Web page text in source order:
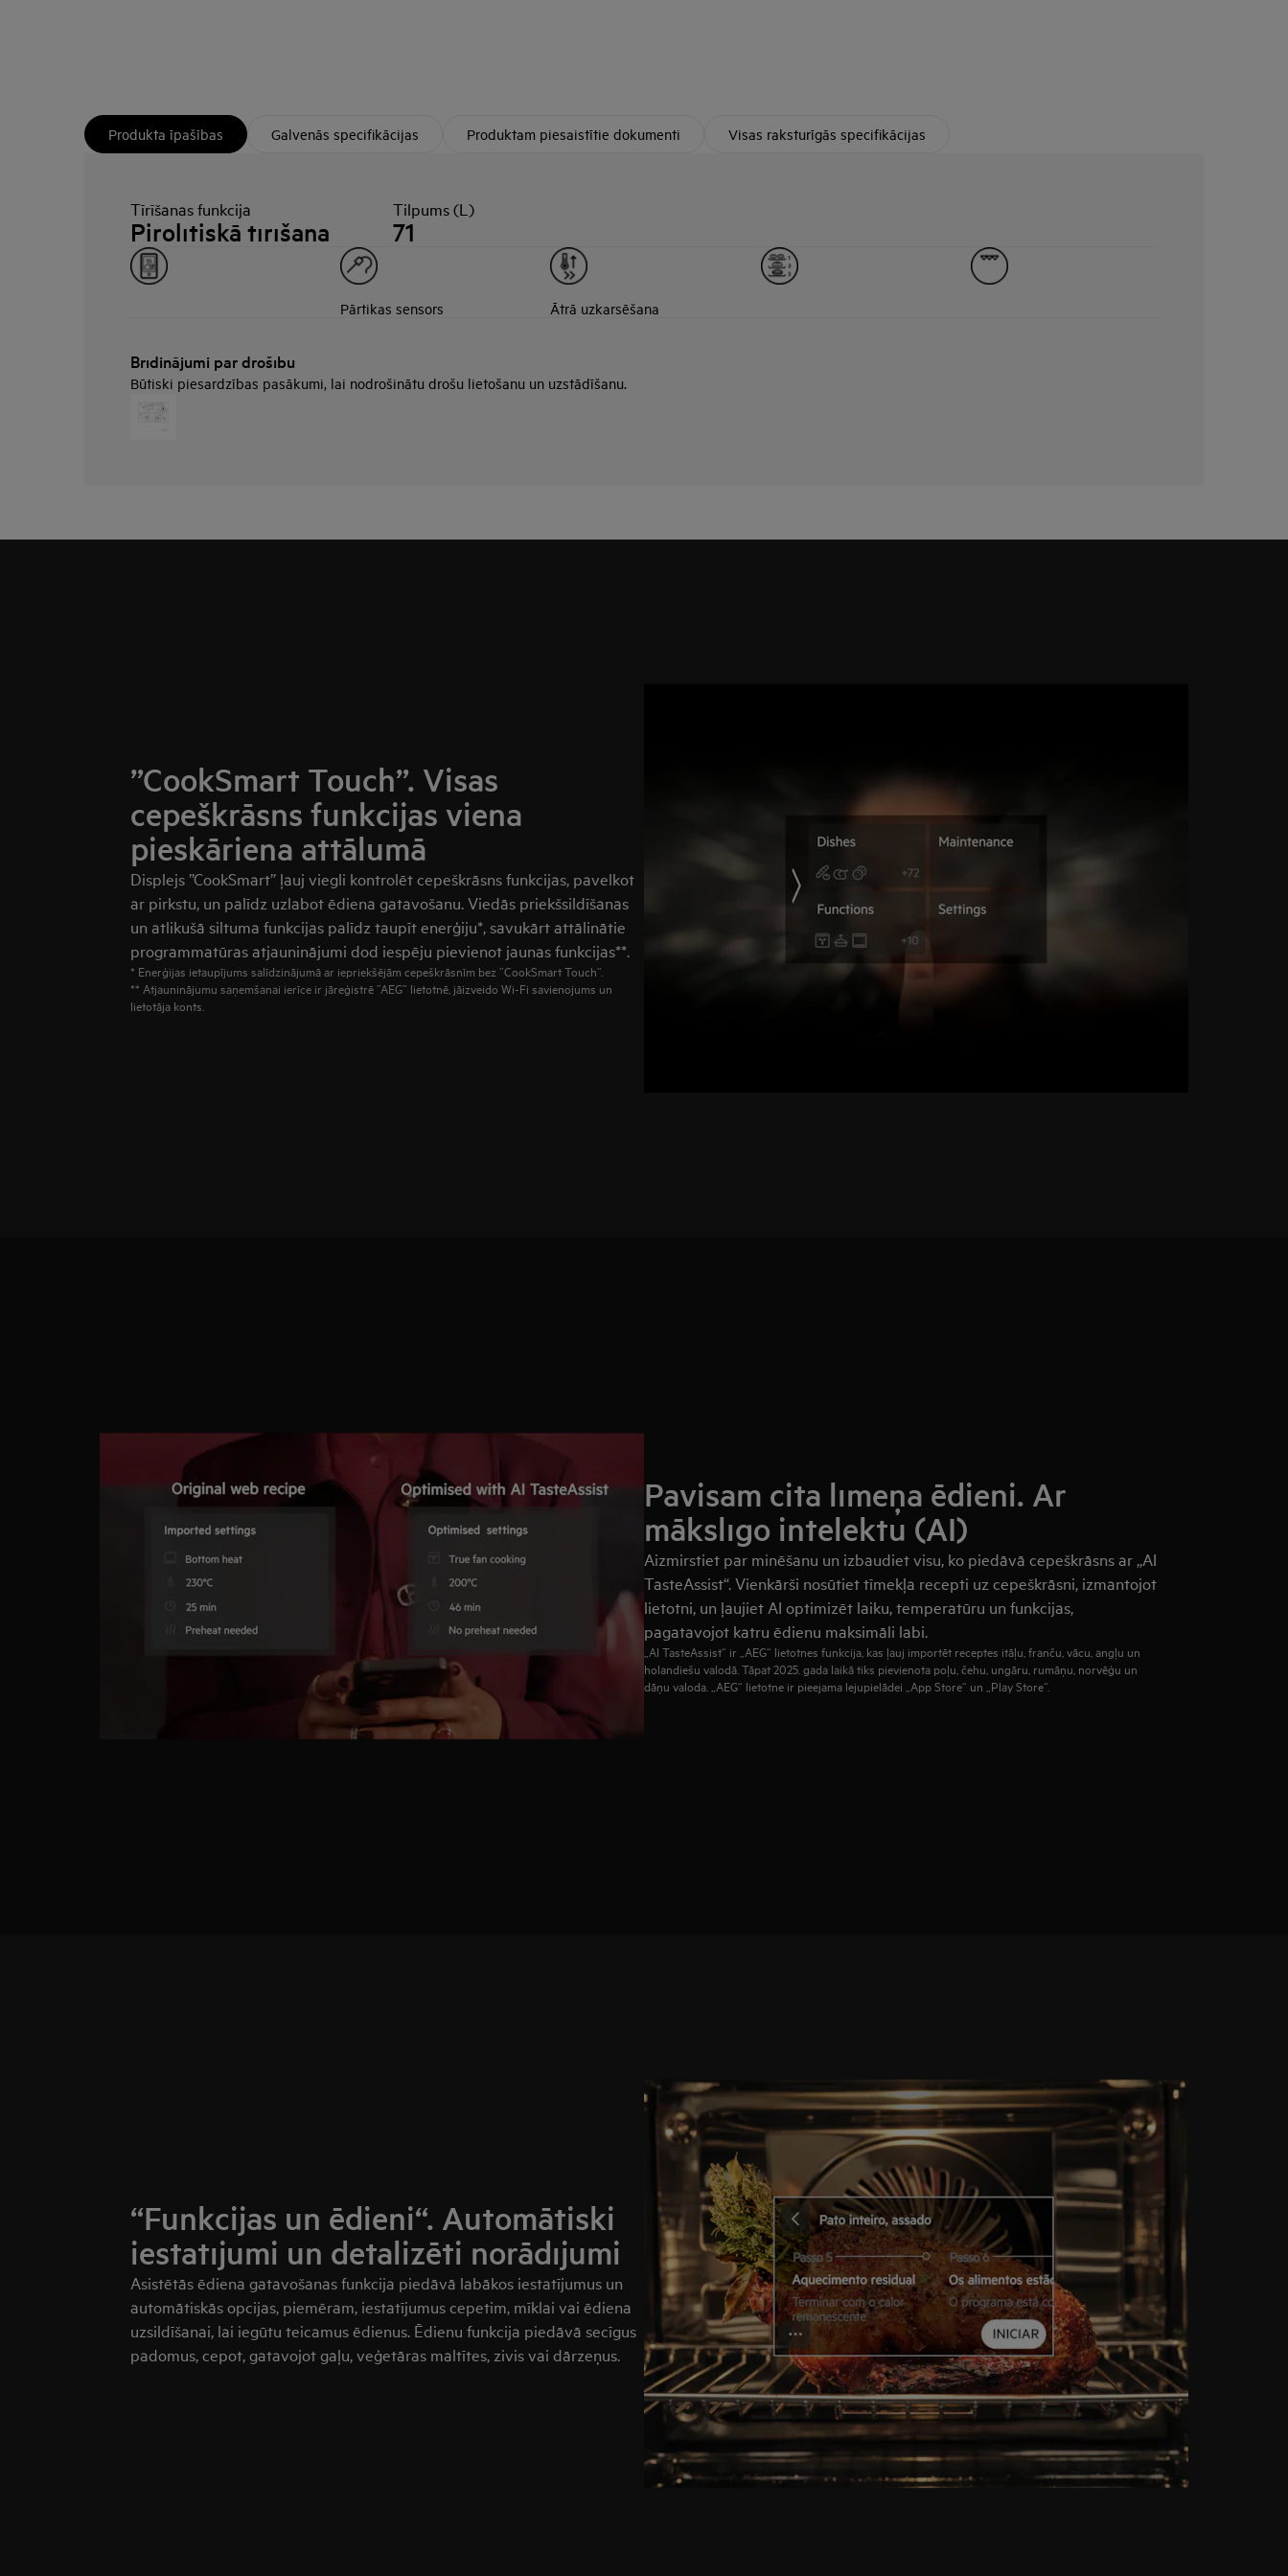
Produkta īpašības Galvenās specifikācijas Produktam piesaistītie dokumenti Visas raksturīgās specifikācijas
Tīrīšanas funkcija
Pirolītiskā tīrīšana
Tilpums (L)
71
Pārtikas sensors Ātrā uzkarsēšana
Brīdinājumi par drošību
Būtiski piesardzības pasākumi, lai nodrošinātu drošu lietošanu un uzstādīšanu.
”CookSmart Touch”. Visas
cepeškrāsns funkcijas viena
pieskāriena attālumā
Displejs ”CookSmart” ļauj viegli kontrolēt cepeškrāsns funkcijas, pavelkot
ar pirkstu, un palīdz uzlabot ēdiena gatavošanu. Viedās priekšsildīšanas
un atlikušā siltuma funkcijas palīdz taupīt enerģiju*, savukārt attālinātie
programmatūras atjauninājumi dod iespēju pievienot jaunas funkcijas**.
* Enerģijas ietaupījums salīdzinājumā ar iepriekšējām cepeškrāsnīm bez ”CookSmart Touch”.
** Atjauninājumu saņemšanai ierīce ir jāreģistrē ”AEG” lietotnē, jāizveido Wi-Fi savienojums un
lietotāja konts.
Pavisam cita līmeņa ēdieni. Ar
mākslīgo intelektu (AI)
Aizmirstiet par minēšanu un izbaudiet visu, ko piedāvā cepeškrāsns ar „AI
TasteAssist“. Vienkārši nosūtiet tīmekļa recepti uz cepeškrāsni, izmantojot
lietotni, un ļaujiet AI optimizēt laiku, temperatūru un funkcijas,
pagatavojot katru ēdienu maksimāli labi.
„AI TasteAssist“ ir „AEG“ lietotnes funkcija, kas ļauj importēt receptes itāļu, franču, vācu, angļu un
holandiešu valodā. Tāpat 2025. gada laikā tiks pievienota poļu, čehu, ungāru, rumāņu, norvēģu un
dāņu valoda. „AEG“ lietotne ir pieejama lejupielādei „App Store“ un „Play Store“.
“Funkcijas un ēdieni“. Automātiski
iestatījumi un detalizēti norādījumi
Asistētās ēdiena gatavošanas funkcija piedāvā labākos iestatījumus un
automātiskās opcijas, piemēram, iestatījumus cepetim, mīklai vai ēdiena
uzsildīšanai, lai iegūtu teicamus ēdienus. Ēdienu funkcija piedāvā secīgus
padomus, cepot, gatavojot gaļu, veģetāras maltītes, zivis vai dārzeņus.